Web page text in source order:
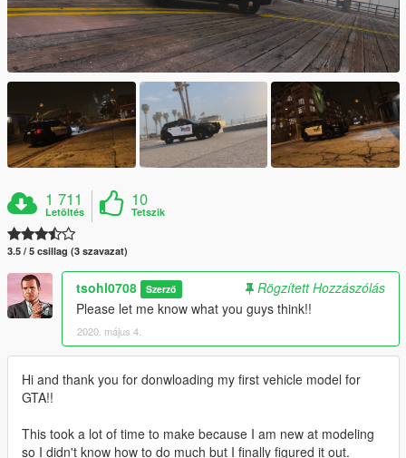
1 711
Letöltés
10
Tetszik
3.5 / 5 csillag (3 szavazat)
tsohl0708 Szerző
Rögzített Hozzászólás
Please let me know what you guys think!!
2020. május 4.
Hi and thank you for donwloading my first vehicle model for
GTA!!
This took a lot of time to make because I am new at modeling
so I didn't know how to do much but I finally figured it out.